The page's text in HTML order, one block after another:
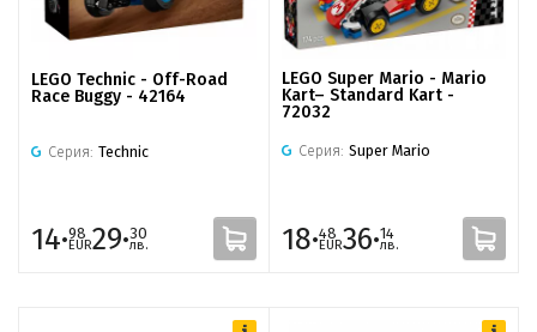
LEGO Technic - Off-Road
Race Buggy - 42164
Серия: Technic
14·98
EUR29·30
лв.
LEGO Super Mario - Mario
Kart– Standard Kart -
72032
Серия: Super Mario
18·48
EUR36·14
лв.